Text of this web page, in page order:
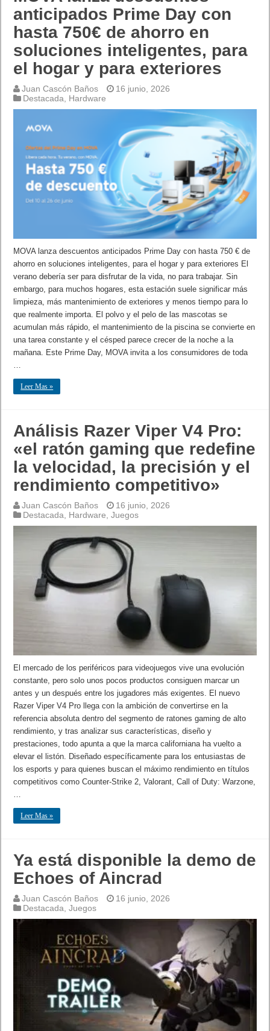
anticipados Prime Day con
hasta 750€ de ahorro en
soluciones inteligentes, para
el hogar y para exteriores
Juan Cascón Baños
16 junio, 2026
Destacada
Hardware
MOVA lanza descuentos anticipados Prime Day con hasta 750 € de
ahorro en soluciones inteligentes, para el hogar y para exteriores El
verano debería ser para disfrutar de la vida, no para trabajar. Sin
embargo, para muchos hogares, esta estación suele significar más
limpieza, más mantenimiento de exteriores y menos tiempo para lo
que realmente importa. El polvo y el pelo de las mascotas se
acumulan más rápido, el mantenimiento de la piscina se convierte en
una tarea constante y el césped parece crecer de la noche a la
mañana. Este Prime Day, MOVA invita a los consumidores de toda
Leer Mas »
Análisis Razer Viper V4 Pro:
«el ratón gaming que redefine
la velocidad, la precisión y el
rendimiento competitivo»
Juan Cascón Baños
16 junio, 2026
Destacada
Hardware ,Juegos
El mercado de los periféricos para videojuegos vive una evolución
constante, pero solo unos pocos productos consiguen marcar un
antes y un después entre los jugadores más exigentes. El nuevo
Razer Viper V4 Pro llega con la ambición de convertirse en la
referencia absoluta dentro del segmento de ratones gaming de alto
rendimiento, y tras analizar sus características, diseño y
prestaciones, todo apunta a que la marca californiana ha vuelto a
elevar el listón. Diseñado específicamente para los entusiastas de
los esports y para quienes buscan el máximo rendimiento en títulos
competitivos como Counter-Strike 2, Valorant, Call of Duty: Warzone,
Leer Mas »
Ya está disponible la demo de
Echoes of Aincrad
Juan Cascón Baños
16 junio, 2026
Destacada ,Juegos